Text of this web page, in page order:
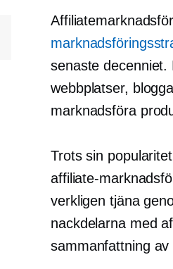
senaste decenniet.
webbplatser,
marknadsföra
Trots sin
affiliate-
verkligen tjäna
nackdelarna med
sammanfattning